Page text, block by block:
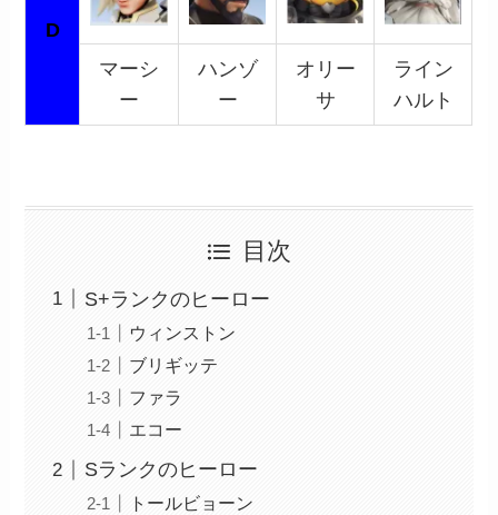
D
マーシ
ー
ハンゾ
ー
オリー
サ
ライン
ハルト
目次
S+ランクのヒーロー
ウィンストン
ブリギッテ
ファラ
エコー
Sランクのヒーロー
トールビョーン